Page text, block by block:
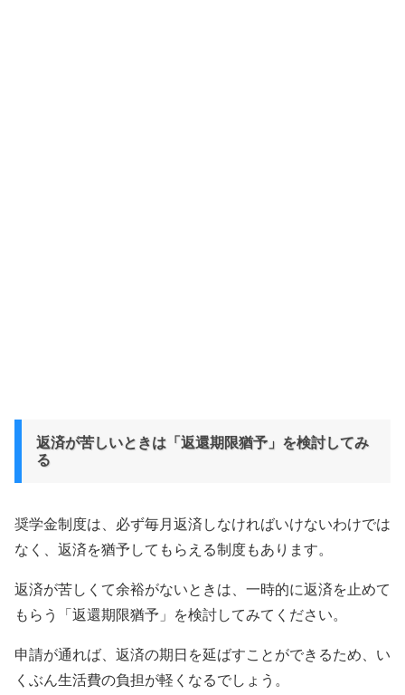
返済が苦しいときは「返還期限猶予」を検討してみ
る
奨学金制度は、必ず毎月返済しなければいけないわけでは
なく、返済を猶予してもらえる制度もあります。
返済が苦しくて余裕がないときは、一時的に返済を止めて
もらう「返還期限猶予」を検討してみてください。
申請が通れば、返済の期日を延ばすことができるため、い
くぶん生活費の負担が軽くなるでしょう。